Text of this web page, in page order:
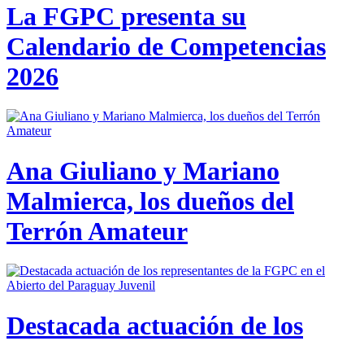
La FGPC presenta su
Calendario de Competencias
2026
Ana Giuliano y Mariano
Malmierca, los dueños del
Terrón Amateur
Destacada actuación de los